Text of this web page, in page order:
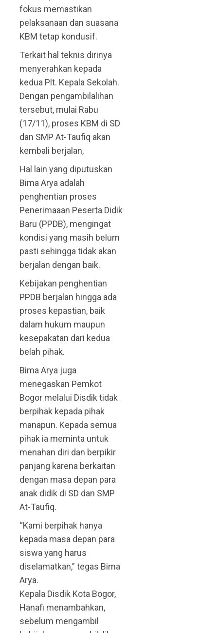
fokus memastikan
pelaksanaan dan suasana
KBM tetap kondusif.
Terkait hal teknis dirinya
menyerahkan kepada
kedua Plt. Kepala Sekolah.
Dengan pengambilalihan
tersebut, mulai Rabu
(17/11), proses KBM di SD
dan SMP At-Taufiq akan
kembali berjalan,
Hal lain yang diputuskan
Bima Arya adalah
penghentian proses
Penerimaaan Peserta Didik
Baru (PPDB), mengingat
kondisi yang masih belum
pasti sehingga tidak akan
berjalan dengan baik.
Kebijakan penghentian
PPDB berjalan hingga ada
proses kepastian, baik
dalam hukum maupun
kesepakatan dari kedua
belah pihak.
Bima Arya juga
menegaskan Pemkot
Bogor melalui Disdik tidak
berpihak kepada pihak
manapun. Kepada semua
pihak ia meminta untuk
menahan diri dan berpikir
panjang karena berkaitan
dengan masa depan para
anak didik di SD dan SMP
At-Taufiq.
“Kami berpihak hanya
kepada masa depan para
siswa yang harus
diselamatkan,” tegas Bima
Arya.
Kepala Disdik Kota Bogor,
Hanafi menambahkan,
sebelum mengambil